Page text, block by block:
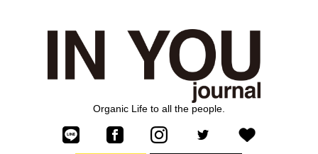
Organic Life to all the people.